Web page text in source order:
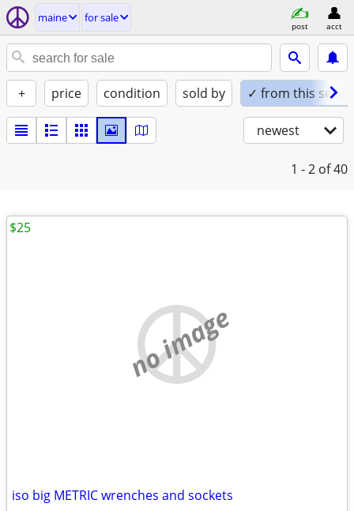
maine for sale
post acct
+ price condition sold by ✓ from this seller
newest
1 - 2 of 40
no image
iso big METRIC wrenches and sockets
$25